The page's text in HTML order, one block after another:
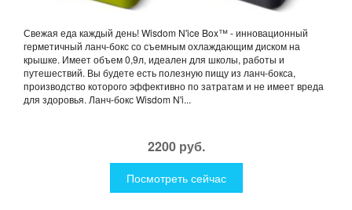
Свежая еда каждый день! Wisdom N'ice Box™ - инновационный
герметичный ланч-бокс со съемным охлаждающим диском на
крышке. Имеет объем 0,9л, идеален для школы, работы и
путешествий. Вы будете есть полезную пищу из ланч-бокса,
производство которого эффективно по затратам и не имеет вреда
для здоровья. Ланч-бокс Wisdom N'i...
2200 руб.
Посмотреть сейчас